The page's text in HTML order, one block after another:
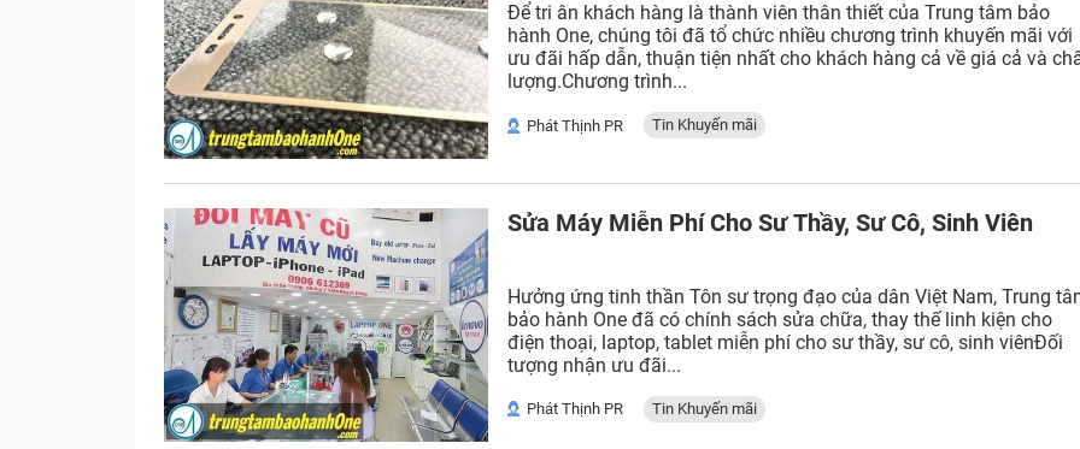
Để tri ân khách hàng là thành viên thân thiết của Trung tâm bảo
hành One, chúng tôi đã tổ chức nhiều chương trình khuyến mãi với
ưu đãi hấp dẫn, thuận tiện nhất cho khách hàng cả về giá cả và
lượng.Chương trình...
Phát Thịnh PR Tin Khuyến mãi
Sửa Máy Miễn Phí Cho Sư Thầy, Sư Cô, Sinh Viên
Hưởng ứng tinh thần Tôn sư trọng đạo của dân Việt Nam, Trung
bảo hành One đã có chính sách sửa chữa, thay thế linh kiện cho
điện thoại, laptop, tablet miễn phí cho sư thầy, sư cô, sinh viênĐối
tượng nhận ưu đãi...
Phát Thịnh PR Tin Khuyến mãi